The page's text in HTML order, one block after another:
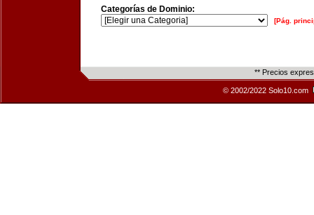
Categorías de Dominio:
[Pág.
** Precios
© 2002/2022 Solo10.com